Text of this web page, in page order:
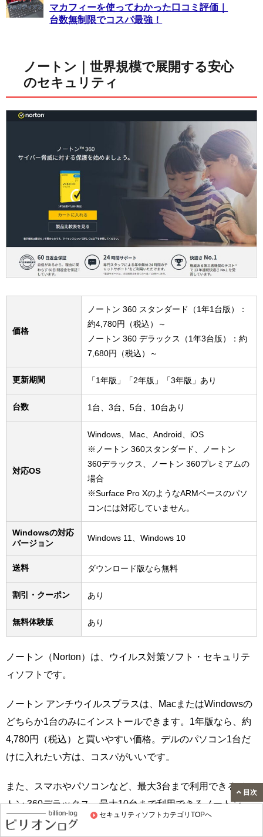
セキュリティソフトカテゴリTOPへ
マカフィーを使ってわかった口コミ評価｜
台数無制限でコスパ最強！
ノートン｜世界規模で展開する安心
のセキュリティ
価格
ノートン 360 スタンダード（1年1台版）：
約4,780円（税込）～
ノートン 360 デラックス（1年3台版）：約
7,680円（税込）～
更新期間 「1年版」「2年版」「3年版」あり
台数 1台、3台、5台、10台あり
対応OS
Windows、Mac、Android、iOS
※ノートン 360スタンダード、ノートン
360デラックス、ノートン 360プレミアムの
場合
※Surface Pro XのようなARMベースのパソ
コンには対応していません。
Windowsの対応
バージョン
Windows 11、Windows 10
送料 ダウンロード版なら無料
割引・クーポン あり
無料体験版 あり
ノートン（Norton）は、ウイルス対策ソフト・セキュリテ
ィソフトです。
ノートン アンチウイルスプラスは、MacまたはWindowsの
どちらか1台のみにインストールできます。1年版なら、約
4,780円（税込）と買いやすい価格。デルのパソコン1台だ
けに入れたい方は、コスパがいいです。
また、スマホやパソコンなど、最大3台まで利用できるノー
トン 360デラックス、最大10台まで利用できるノートン
360 プレミアムのようなモデルもあります。
目次